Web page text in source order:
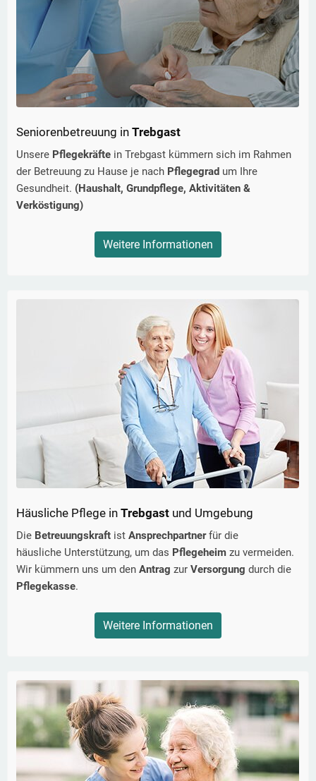
Seniorenbetreuung in Trebgast
Unsere Pflegekräfte in Trebgast kümmern sich im Rahmen
der Betreuung zu Hause je nach Pflegegrad um Ihre
Gesundheit. (Haushalt, Grundpflege, Aktivitäten &
Verköstigung)
Weitere Informationen
Häusliche Pflege in Trebgast und Umgebung
Die Betreuungskraft ist Ansprechpartnerfür die
häusliche Unterstützung, um das Pflegeheim zu vermeiden.
Wir kümmern uns um den Antrag zur Versorgung durch die
Pflegekasse.
Weitere Informationen